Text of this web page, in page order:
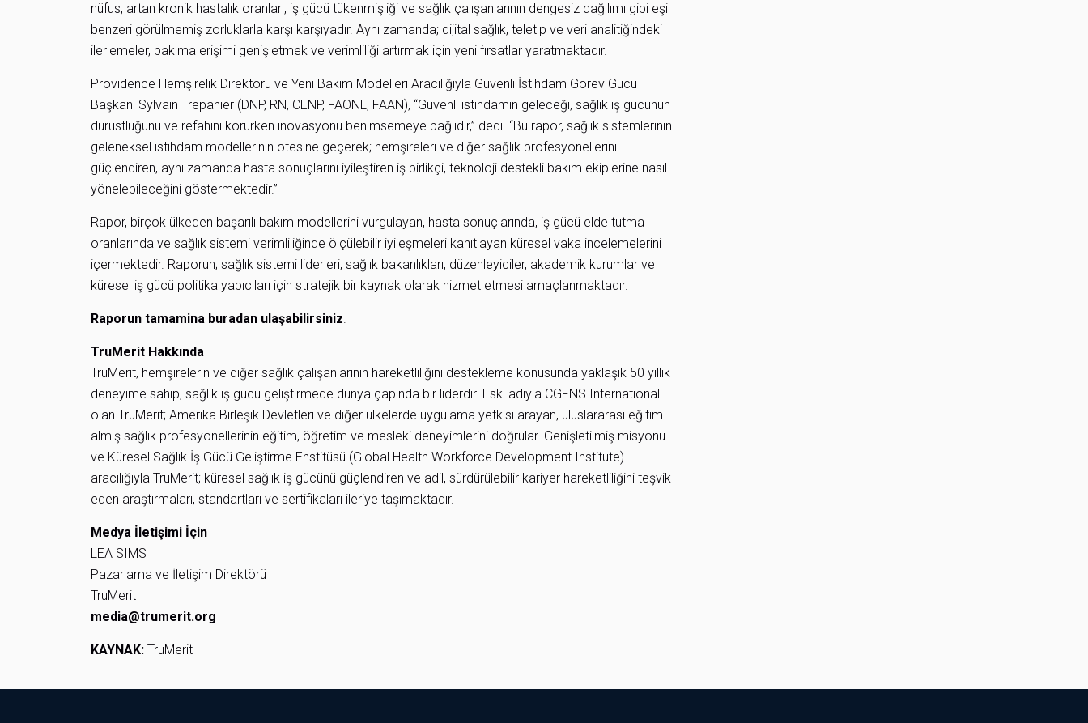
nüfus, artan kronik hastalık oranları, iş gücü tükenmişliği ve sağlık çalışanlarının dengesiz dağılımı gibi eşi
benzeri görülmemiş zorluklarla karşı karşıyadır. Aynı zamanda; dijital sağlık, teletıp ve veri analitiğindeki
ilerlemeler, bakıma erişimi genişletmek ve verimliliği artırmak için yeni fırsatlar yaratmaktadır.
Providence Hemşirelik Direktörü ve Yeni Bakım Modelleri Aracılığıyla Güvenli İstihdam Görev Gücü
Başkanı Sylvain Trepanier (DNP, RN, CENP, FAONL, FAAN), “Güvenli istihdamın geleceği, sağlık iş gücünün
dürüstlüğünü ve refahını korurken inovasyonu benimsemeye bağlıdır,” dedi. “Bu rapor, sağlık sistemlerinin
geleneksel istihdam modellerinin ötesine geçerek; hemşireleri ve diğer sağlık profesyonellerini
güçlendiren, aynı zamanda hasta sonuçlarını iyileştiren iş birlikçi, teknoloji destekli bakım ekiplerine nasıl
yönelebileceğini göstermektedir.”
Rapor, birçok ülkeden başarılı bakım modellerini vurgulayan, hasta sonuçlarında, iş gücü elde tutma
oranlarında ve sağlık sistemi verimliliğinde ölçülebilir iyileşmeleri kanıtlayan küresel vaka incelemelerini
içermektedir. Raporun; sağlık sistemi liderleri, sağlık bakanlıkları, düzenleyiciler, akademik kurumlar ve
küresel iş gücü politika yapıcıları için stratejik bir kaynak olarak hizmet etmesi amaçlanmaktadır.
Raporun tamamina buradan ulaşabilirsiniz.
TruMerit Hakkında
TruMerit, hemşirelerin ve diğer sağlık çalışanlarının hareketliliğini destekleme konusunda yaklaşık 50 yıllık
deneyime sahip, sağlık iş gücü geliştirmede dünya çapında bir liderdir. Eski adıyla CGFNS International
olan TruMerit; Amerika Birleşik Devletleri ve diğer ülkelerde uygulama yetkisi arayan, uluslararası eğitim
almış sağlık profesyonellerinin eğitim, öğretim ve mesleki deneyimlerini doğrular. Genişletilmiş misyonu
ve Küresel Sağlık İş Gücü Geliştirme Enstitüsü (Global Health Workforce Development Institute)
aracılığıyla TruMerit; küresel sağlık iş gücünü güçlendiren ve adil, sürdürülebilir kariyer hareketliliğini teşvik
eden araştırmaları, standartları ve sertifikaları ileriye taşımaktadır.
Medya İletişimi İçin
LEA SIMS
Pazarlama ve İletişim Direktörü
TruMerit
media@trumerit.org
KAYNAK: TruMerit